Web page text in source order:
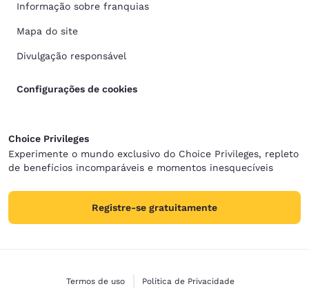
Informação sobre franquias
Mapa do site
Divulgação responsável
Configurações de cookies
Choice Privileges
Experimente o mundo exclusivo do Choice Privileges, repleto
de benefícios incomparáveis e momentos inesquecíveis
Registre-se gratuitamente
Termos de uso Política de Privacidade